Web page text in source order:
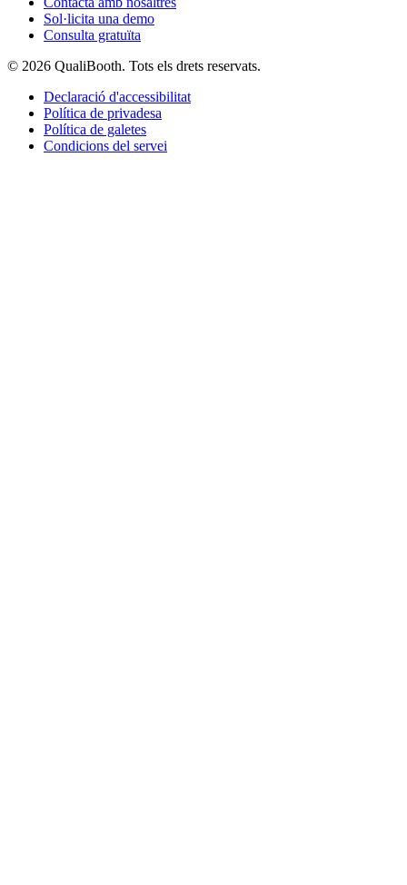
Sol·licita una demo
Consulta gratuïta
© 2026 QualiBooth. Tots els drets reservats.
Declaració d'accessibilitat
Política de privadesa
Política de galetes
Condicions del servei